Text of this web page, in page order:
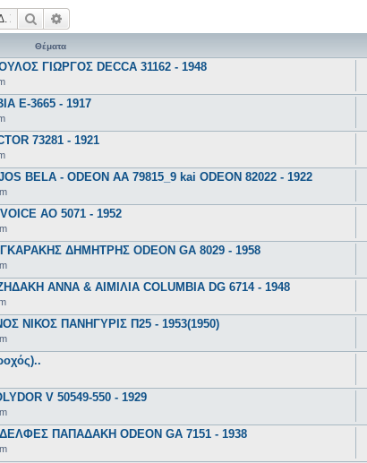
Αναζήτηση
Θέματα
ΓΙΩΡΓΟΣ DECCA 31162 - 1948
E-3665 - 1917
73281 - 1921
BELA - ODEON AA 79815_9 kai ODEON 82022 - 1922
AO 5071 - 1952
ΔΗΜΗΤΡΗΣ ODEON GA 8029 - 1958
ΑΝΝΑ & ΑΙΜΙΛΙΑ COLUMBIA DG 6714 - 1948
ΝΙΚΟΣ ΠΑΝΗΓΥΡΙΣ Π25 - 1953(1950)
V 50549-550 - 1929
ΠΑΠΑΔΑΚΗ ODEON GA 7151 - 1938